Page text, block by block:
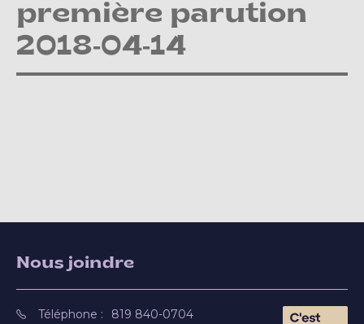
première parution
2018-04-14
Nous joindre
Téléphone : 819 840-0704